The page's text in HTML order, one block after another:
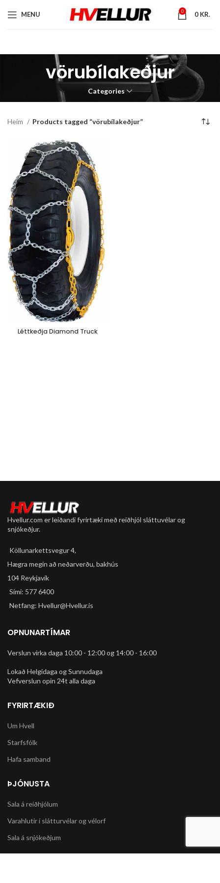
MENU 0 0 KR.
vörubílakeðjur
Categories
Heim Products tagged “vörubílakeðjur”
Léttkeðja Diamond Truck
Hvellur.com er leiðandi fyrirtæki með reiðhjól sláttuvélar og
snjókeðjur.
Köllunarkettsvegur 4,
Hægra megin að neðarverðu, bakhús
104 Reykjavík
Sími: 577 6400
Netfang: Hvellur@Hvellur.is
OPNUNARTÍMAR
Verslun virka daga 10:00 - 12:00 og 14:00 - 16:00
Lokað Helgidaga og Sunnudaga
Vefverslun opin 24t alla daga
FYRIRTÆKIÐ
Um Hvell
Starfsfólk
Hafa samband
ÞJÓNUSTA
Sala á reiðhjólum
Varahlutir í slátturvélar og vélorf
Sala á snjókeðjum